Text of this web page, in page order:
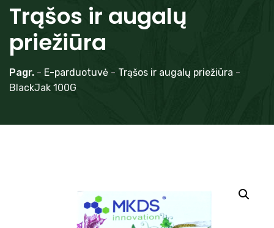
Trąšos ir augalų
priežiūra
Pagr. - E-parduotuvė - Trąšos ir augalų priežiūra -
BlackJak 100G